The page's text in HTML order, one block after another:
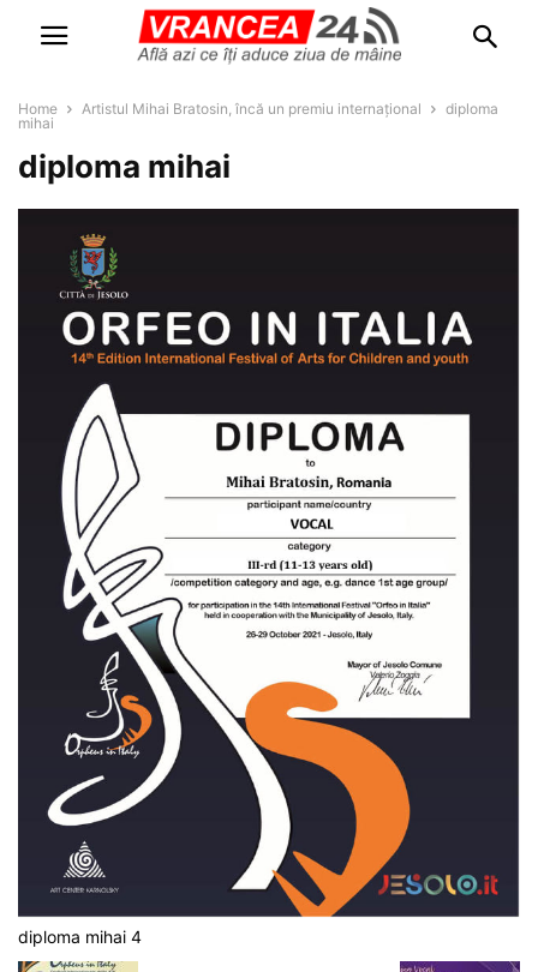
Home Artistul Mihai Bratosin, încă un premiu internațional
diploma
mihai
diploma mihai
diploma mihai 4